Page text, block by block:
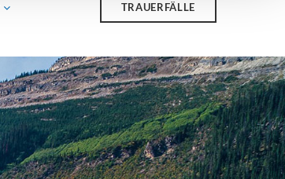
TRAUERFÄLLE